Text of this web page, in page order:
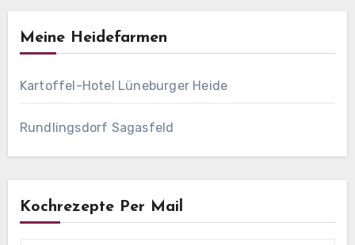
Meine Heidefarmen
Kartoffel-Hotel Lüneburger Heide
Rundlingsdorf Sagasfeld
Kochrezepte Per Mail